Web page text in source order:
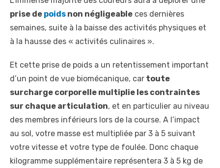
prise de poids non négligeable ces dernières
semaines, suite à la baisse des activités physiques et
à la hausse des « activités culinaires ».
Et cette prise de poids a un retentissement important
d’un point de vue biomécanique, car toute
surcharge corporelle multiplie les contraintes
sur chaque articulation, et en particulier au niveau
des membres inférieurs lors de la course. A l’impact
au sol, votre masse est multipliée par 3 à 5 suivant
votre vitesse et votre type de foulée. Donc chaque
kilogramme supplémentaire représentera 3 à 5 kg de